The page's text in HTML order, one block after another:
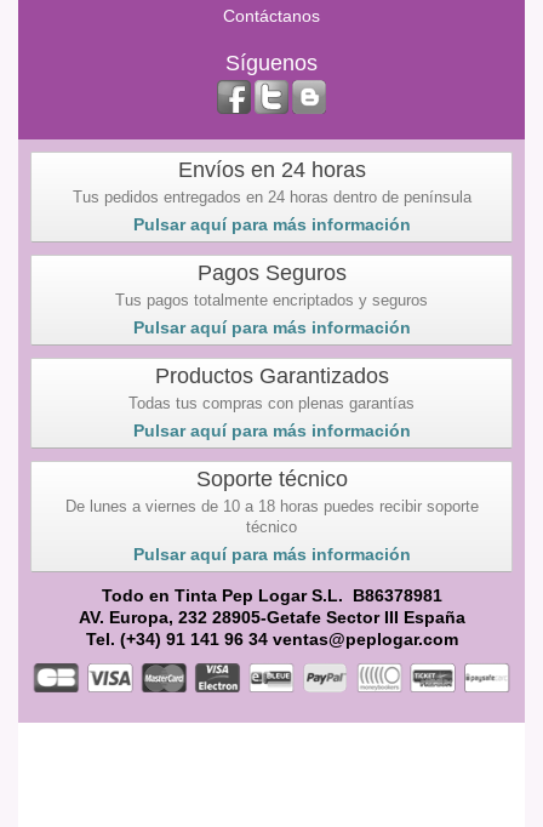
Contáctanos
Síguenos
Envíos en 24 horas
Tus pedidos entregados en 24 horas dentro de península
Pulsar aquí para más información
Pagos Seguros
Tus pagos totalmente encriptados y seguros
Pulsar aquí para más información
Productos Garantizados
Todas tus compras con plenas garantías
Pulsar aquí para más información
Soporte técnico
De lunes a viernes de 10 a 18 horas puedes recibir soporte
técnico
Pulsar aquí para más información
Todo en Tinta Pep Logar S.L. B86378981
AV. Europa, 232 28905-Getafe Sector III España
Tel. (+34) 91 141 96 34 ventas@peplogar.com